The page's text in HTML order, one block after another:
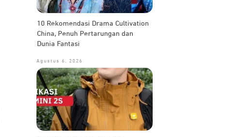
10 Rekomendasi Drama Cultivation
China, Penuh Pertarungan dan
Dunia Fantasi
Agustus 6, 2026